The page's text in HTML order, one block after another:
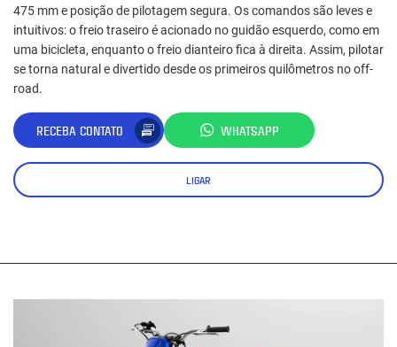
475 mm e posição de pilotagem segura. Os comandos são leves e
intuitivos: o freio traseiro é acionado no guidão esquerdo, como em
uma bicicleta, enquanto o freio dianteiro fica à direita. Assim, pilotar
se torna natural e divertido desde os primeiros quilômetros no off-
road.
RECEBA CONTATO WHATSAPP
LIGAR